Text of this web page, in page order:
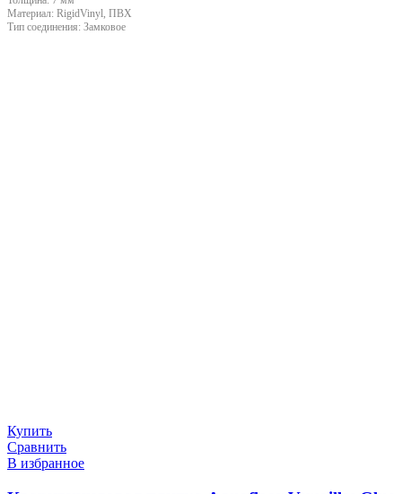
Материал: RigidVinyl, ПВХ
Тип соединения: Замковое
Купить
Сравнить
В избранное